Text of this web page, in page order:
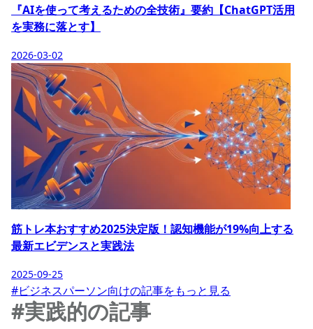
『AIを使って考えるための全技術』要約【ChatGPT活用
を実務に落とす】
2026-03-02
筋トレ本おすすめ2025決定版！認知機能が19%向上する
最新エビデンスと実践法
2025-09-25
#ビジネスパーソン向けの記事をもっと見る
#実践的の記事